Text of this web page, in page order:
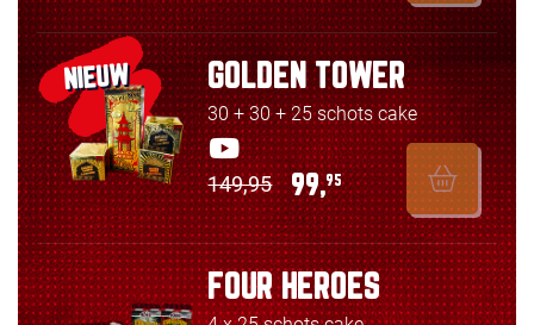
NIEUW GOLDEN TOWER
30 + 30 + 25 schots cake
149,95 99,95
FOUR HEROES